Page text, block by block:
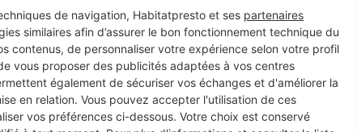
de navigation, Habitatpresto et ses partenaires
similaires afin d’assurer le bon fonctionnement technique du
contenus, de personnaliser votre expérience selon votre profil
vous proposer des publicités adaptées à vos centres
également de sécuriser vos échanges et d'améliorer la
en relation. Vous pouvez accepter l'utilisation de ces
vos préférences ci-dessous. Votre choix est conservé
Légal
Charte cookies